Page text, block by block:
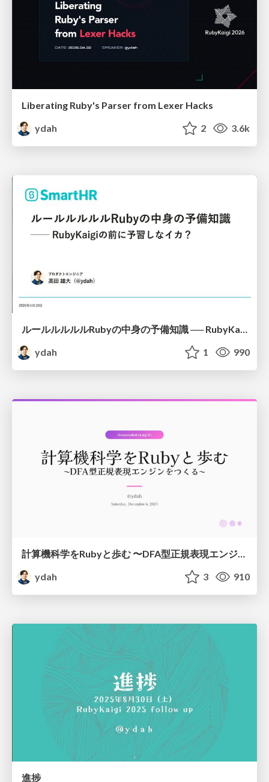
Liberating Ruby's Parser from Lexer Hacks
ydah
2 3.6k
ルールルルルルRubyの中身の予備知識 ── RubyKaigiの前に予習しなイカ？
ydah
1 990
計算機科学をRubyと歩む 〜DFA型正規表現エンジンをつくる～
ydah
3 910
進捗